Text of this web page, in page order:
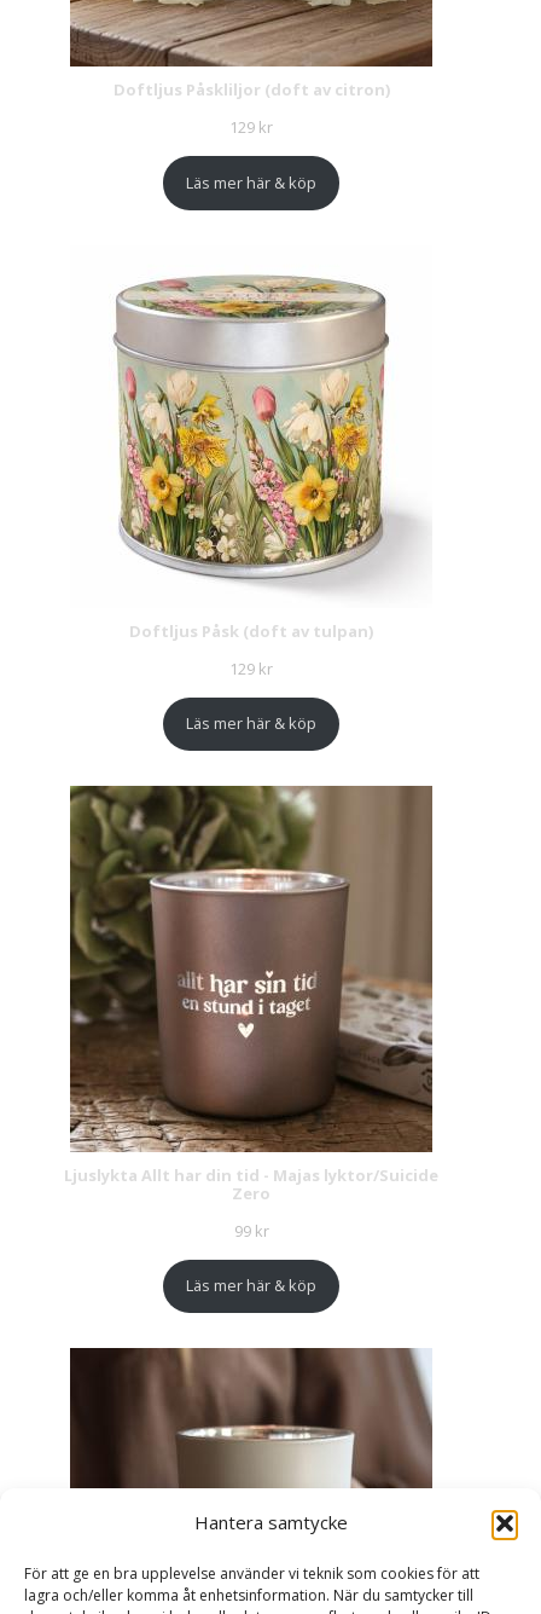
Hantera samtycke
För att ge en bra upplevelse använder vi teknik som cookies för att
lagra och/eller komma åt enhetsinformation. När du samtycker till
Doftljus Påskliljor (doft av citron)
129 kr
Läs mer här & köp
Doftljus Påsk (doft av tulpan)
129 kr
Läs mer här & köp
Ljuslykta Allt har din tid - Majas lyktor/Suicide
Zero
99 kr
Läs mer här & köp